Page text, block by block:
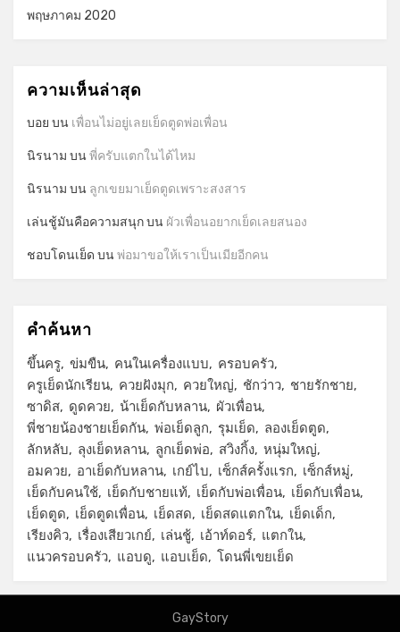
พฤษภาคม 2020
ความเห็นล่าสุด
บอย บน เพื่อนไม่อยู่เลยเย็ดตูดพ่อเพื่อน
นิรนาม บนพี่ครับแตกในได้ไหม
นิรนาม บน ลูกเขยมาเย็ดตูดเพราะสงสาร
เล่นชู้มันคือความสนุกบน ผัวเพื่อนอยากเย็ดเลยสนอง
ชอบโดนเย็ด บนพ่อมาขอให้เราเป็นเมียอีกคน
คำค้นหา
ขึ้นครู ข่มขืน คนในเครื่องแบบ
ครอบครัว
ครูเย็ดนักเรียน
ควยฝังมุก ควยใหญ่ ชักว่าว
ชายรักชาย
ซาดิส
ดูดควย น้าเย็ดกับหลาน
ผัวเพื่อน
พี่ชายน้องชายเย็ดกัน พ่อเย็ดลูก รุมเย็ด
ลองเย็ดตูด
ลักหลับ
ลุงเย็ดหลาน ลูกเย็ดพ่อ สวิงกิ้ง หนุ่มใหญ่
อมควย
อาเย็ดกับหลาน เกย์ไบ เซ็กส์ครั้งแรก
เซ็กส์หมู่
เย็ดกับคนใช้
เย็ดกับชายแท้ เย็ดกับพ่อเพื่อน
เย็ดกับเพื่อน
เย็ดตูด
เย็ดตูดเพื่อน เย็ดสด เย็ดสดแตกใน
เย็ดเด็ก
เรียงคิว
เรื่องเสียวเกย์ เล่นชู้ เอ้าท์ดอร์
แตกใน
แนวครอบครัว
แอบดู แอบเย็ด โดนพี่เขยเย็ด
GayStory